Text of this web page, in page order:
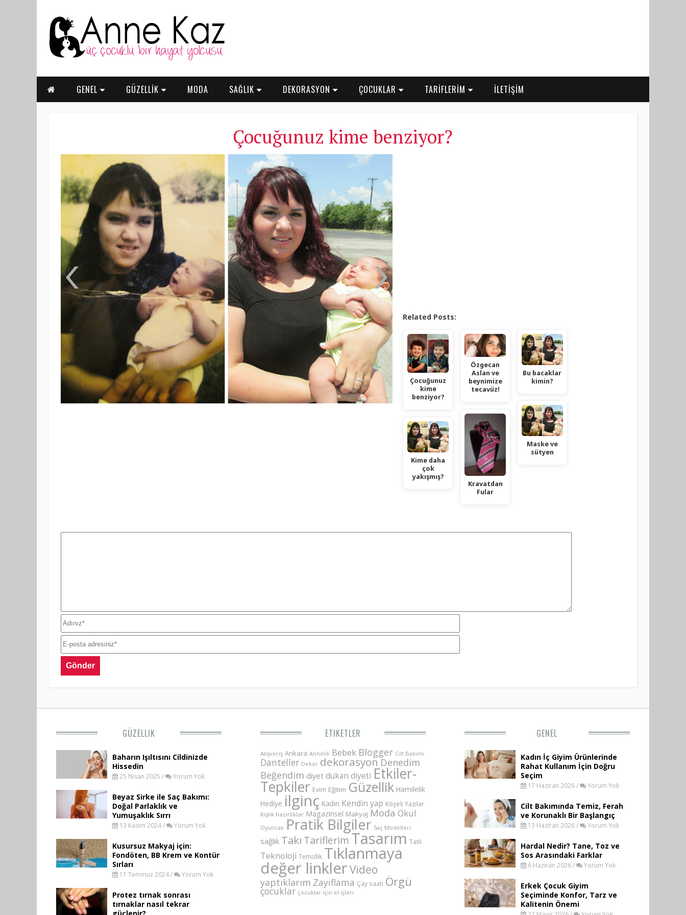
GENEL GÜZELLİK MODA SAĞLIK DEKORASYON ÇOCUKLAR TARİFLERİM İLETİŞİM
Çocuğunuz kime benziyor?
Related Posts:
Çocuğunuz
kime
benziyor?
Kime daha
çok
yakışmış?
Özgecan
Aslan ve
beynimize
tecavüz!
Kravatdan
Fular
Bu bacaklar
kimin?
Maske ve
sütyen
GÜZELLIK
Baharın Işıltısını Cildinizde
Hissedin
25 Nisan 2025 / Yorum Yok
Beyaz Sirke ile Saç Bakımı:
Doğal Parlaklık ve
Yumuşaklık Sırrı
13 Kasım 2024 / Yorum Yok
Kusursuz Makyaj için:
Fondöten, BB Krem ve Kontür
Sırları
11 Temmuz 2024 / Yorum Yok
Protez tırnak sonrası
tırnaklar nasıl tekrar
güçlenir?
ETIKETLER
Alışveriş Ankara Annelik Bebek Blogger Cilt Bakımı
Danteller Dekor dekorasyon Denedim
Beğendim diyet dukan diyeti Etkiler-
Tepkiler Evim Eğitim Güzellik Hamilelik
Hediye ilginç Kadın Kendin yap Köşeli Yazılar
Kışlık hazırlıklar Magazinsel Makyaj Moda Okul
Oyuncak Pratik Bilgiler Saç Modelleri
sağlık Takı Tariflerim Tasarım Tatlı
Teknoloji Temizlik Tıklanmaya
değer linklerVideo
yaptıklarım Zayıflama Çay saati Örgü
çocuklar çocuklar için el işleri
GENEL
Kadın İç Giyim Ürünlerinde
Rahat Kullanım İçin Doğru
Seçim
17 Haziran 2026 / Yorum Yok
Cilt Bakımında Temiz, Ferah
ve Korunaklı Bir Başlangıç
13 Haziran 2026 / Yorum Yok
Hardal Nedir? Tane, Toz ve
Sos Arasındaki Farklar
6 Haziran 2026 / Yorum Yok
Erkek Çocuk Giyim
Seçiminde Konfor, Tarz ve
Kalitenin Önemi